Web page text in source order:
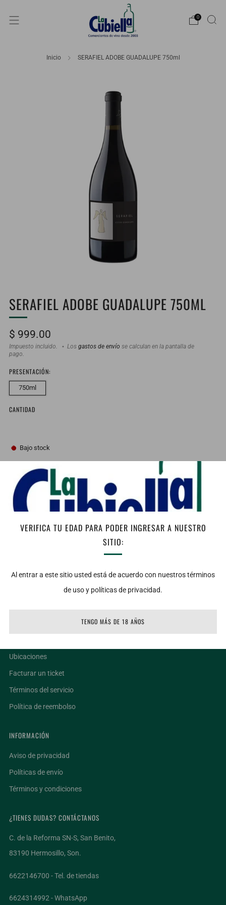
VERIFICA TU EDAD PARA PODER INGRESAR A NUESTRO
SITIO:
Al entrar a este sitio usted está de acuerdo con nuestros términos
de uso y políticas de privacidad.
TENGO MÁS DE 18 AÑOS
0
Inicio SERAFIEL ADOBE GUADALUPE 750ml
SERAFIEL ADOBE GUADALUPE 750ML
Precio
habitual
$ 999.00
Impuesto incluido. Los gastos de envío se calculan en la pantalla de
pago.
PRESENTACIÓN:
750ml
CANTIDAD
Bajo stock
FacebookTwitterEmail
Vista: Bello color rojo granate de gran intensidad.
Boca: Un vino con taninos marcados seguidos por una interesante
presencia de ciruelas con toques de canela.
LIGAS DE INTERÉS
Ubicaciones
Facturar un ticket
Términos del servicio
Política de reembolso
INFORMACIÓN
Aviso de privacidad
Políticas de envío
Términos y condiciones
¿TIENES DUDAS? CONTÁCTANOS
C. de la Reforma SN-S, San Benito,
83190 Hermosillo, Son.
6622146700 - Tel. de tiendas
6624314992 - WhatsApp